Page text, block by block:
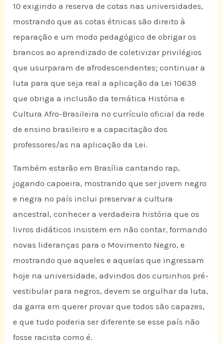
10 exigindo a reserva de cotas nas universidades,
mostrando que as cotas étnicas são direito à
reparação e um modo pedagógico de obrigar os
brancos ao aprendizado de coletivizar privilégios
que usurparam de afrodescendentes; continuar a
luta para que seja real a aplicação da Lei 10639
que obriga a inclusão da temática História e
Cultura Afro-Brasileira no currículo oficial da rede
de ensino brasileiro e a capacitação dos
professores/as na aplicação da Lei.
Também estarão em Brasília cantando rap,
jogando capoeira, mostrando que ser jovem negro
e negra no país inclui preservar a cultura
ancestral, conhecer a verdadeira história que os
livros didáticos insistem em não contar, formando
novas lideranças para o Movimento Negro, e
mostrando que aqueles e aquelas que ingressam
hoje na universidade, advindos dos cursinhos pré-
vestibular para negros, devem se orgulhar da luta,
da garra em querer provar que todos são capazes,
e que tudo poderia ser diferente se esse país não
fosse racista como é.